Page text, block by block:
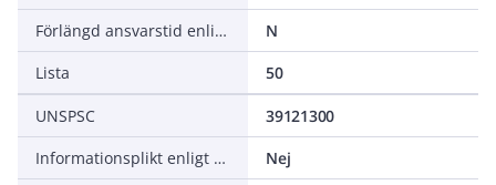
Förlängd ansvarstid enligt ALEM-09
N
Lista
50
UNSPSC
39121300
Informationsplikt enligt REACH
Nej